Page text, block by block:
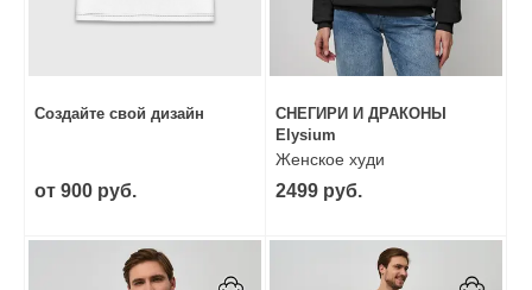
Создайте свой дизайн
от 900 руб.
СНЕГИРИ И ДРАКОНЫ
Elysium
Женское худи
2499 руб.